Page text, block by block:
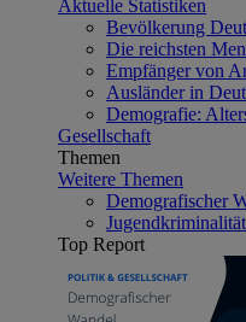
Aktuelle Statistiken
Bevölkerung
Die reichsten
Empfänger von
Ausländer in
Demografie:
Gesellschaft
Themen
Weitere Themen
Demografischer
Top Report